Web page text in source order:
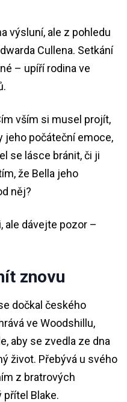
výsluní, ale z pohledu
Cullena. Setkání
– upíří rodina ve
vším si musel projít,
jeho počáteční emoce,
se lásce bránit, či ji
že Bella jeho
něj?
ale dávejte pozor –
znovu
dočkal českého
ve Woodshillu,
aby se zvedla ze dna
život. Přebývá u svého
z bratrových
Blake.